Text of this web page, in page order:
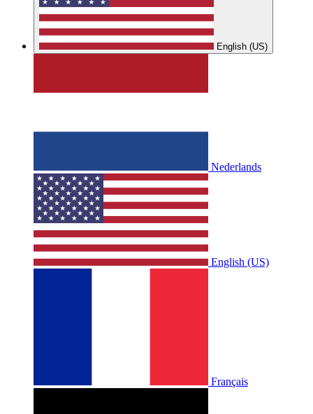
English (US)
Nederlands
English (US)
Français